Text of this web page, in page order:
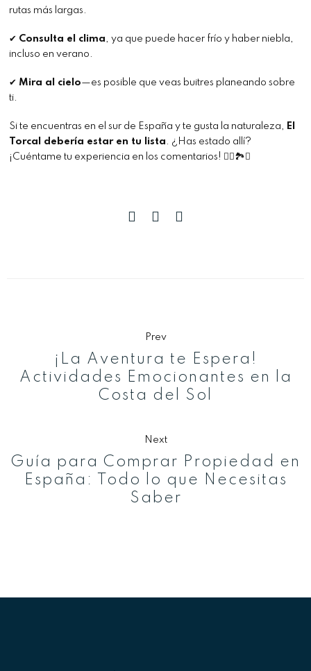
rutas más largas.
✔ Consulta el clima , ya que puede hacer frío y haber niebla,
incluso en verano.
✔ Mira al cielo—es posible que veas buitres planeando sobre
ti.
Si te encuentras en el sur de España y te gusta la naturaleza,
El
Torcal debería estar en tu lista . ¿Has estado allí?
¡Cuéntame tu experiencia en los comentarios! 🚶‍♂️🏞️✨
Prev
¡La Aventura te Espera!
Actividades Emocionantes en la
Costa del Sol
Next
Guía para Comprar Propiedad en
España: Todo lo que Necesitas
Saber